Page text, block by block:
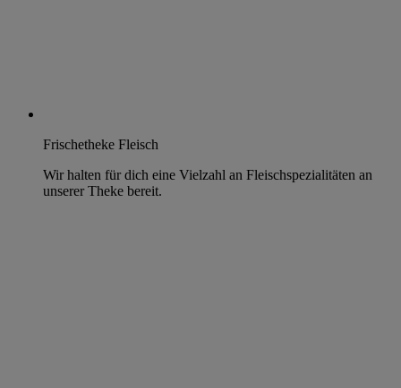
Frischetheke Fleisch
Wir halten für dich eine Vielzahl an Fleischspezialitäten an
unserer Theke bereit.